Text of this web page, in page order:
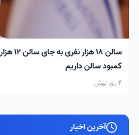
سالن
کمبود سالن داریم
4 روز پیش
آخرین اخبار